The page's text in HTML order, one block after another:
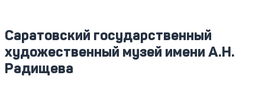
Саратовский государственный
художественный музей имени А.Н.
Радищева